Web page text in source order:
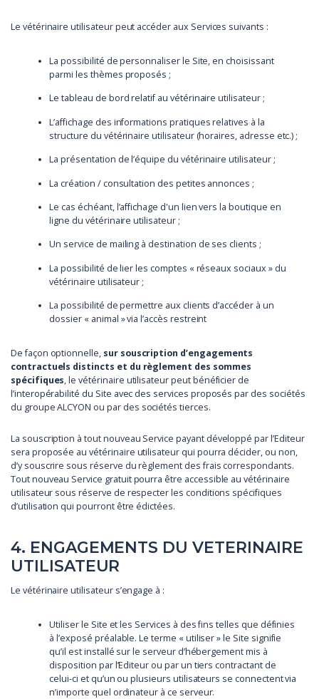
Le vétérinaire utilisateur peut accéder aux Services suivants :
La possibilité de personnaliser le Site, en choisissant
parmi les thèmes proposés ;
Le tableau de bord relatif au vétérinaire utilisateur ;
L’affichage des informations pratiques relatives à la
structure du vétérinaire utilisateur (horaires, adresse etc.) ;
La présentation de l’équipe du vétérinaire utilisateur ;
La création / consultation des petites annonces ;
Le cas échéant, l’affichage d'un lien vers la boutique en
ligne du vétérinaire utilisateur ;
Un service de mailing à destination de ses clients ;
La possibilité de lier les comptes « réseaux sociaux » du
vétérinaire utilisateur ;
La possibilité de permettre aux clients d’accéder à un
dossier « animal » via l’accès restreint
De façon optionnelle, sur souscription d’engagements
contractuels distincts et du règlement des sommes
spécifiques, le vétérinaire utilisateur peut bénéficier de
l’interopérabilité du Site avec des services proposés par des sociétés
du groupe ALCYON ou par des sociétés tierces.
La souscription à tout nouveau Service payant développé par l’Editeur
sera proposée au vétérinaire utilisateur qui pourra décider, ou non,
d’y souscrire sous réserve du règlement des frais correspondants.
Tout nouveau Service gratuit pourra être accessible au vétérinaire
utilisateur sous réserve de respecter les conditions spécifiques
d’utilisation qui pourront être édictées.
4. ENGAGEMENTS DU VETERINAIRE
UTILISATEUR
Le vétérinaire utilisateur s’engage à :
Utiliser le Site et les Services à des fins telles que définies
à l’exposé préalable. Le terme « utiliser » le Site signifie
qu’il est installé sur le serveur d’hébergement mis à
disposition par l’Editeur ou par un tiers contractant de
celui-ci et qu’un ou plusieurs utilisateurs se connectent via
n’importe quel ordinateur à ce serveur.